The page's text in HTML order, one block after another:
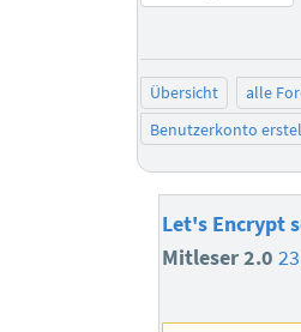
Übersicht alle
Benutzerkonto
Let's Encrypt
Mitleser 2.0